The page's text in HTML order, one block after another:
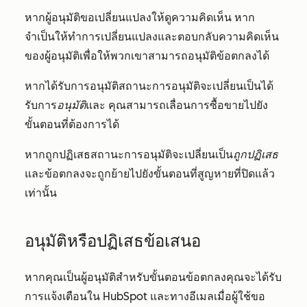
หากผู้อนุมัติขอเปลี่ยนแปลงให้ดูความคิดเห็น หาก
จำเป็นให้ทำการเปลี่ยนแปลงและตอบกลับความคิดเห็น
ของผู้อนุมัติเพื่อให้พวกเขาสามารถอนุมัติข้อตกลงได้
หากได้รับการอนุมัติสถานะการอนุมัติจะเปลี่ยนเป็นได้
รับการอนุมัติและ คุณสามารถเลื่อนการซื้อขายไปยัง
ขั้นตอนที่ต้องการได้
หากถูกปฏิเสธสถานะการอนุมัติจะเปลี่ยนเป็นถูกปฏิเสธ
และข้อตกลงจะถูกย้ายไปยังขั้นตอนที่สูญหายที่ปิดแล้ว
เท่านั้น
อนุมัติหรือปฏิเสธข้อเสนอ
หากคุณเป็นผู้อนุมัติสำหรับขั้นตอนข้อตกลงคุณจะได้รับ
การแจ้งเตือนใน HubSpot และทางอีเมลเมื่อผู้ใช้ขอ